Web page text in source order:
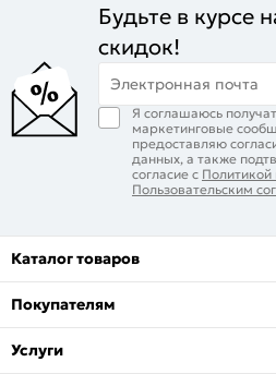
Будьте в курсе
скидок!
Электронная почта
Я соглашаюсь
маркетинговые
предоставляю
данных, а также
согласие с Политикой
Пользовательским
Каталог товаров
Покупателям
Услуги